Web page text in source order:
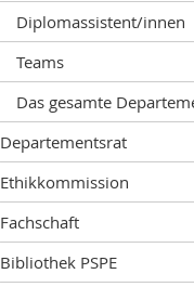
Diplomassistent/innen
Teams
Das gesamte
Departementsrat
Ethikkommission
Fachschaft
Bibliothek PSPE